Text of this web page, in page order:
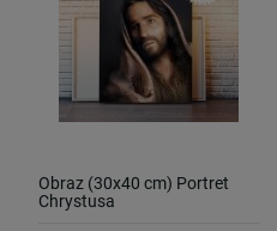
Obraz (30x40 cm) Portret
Chrystusa